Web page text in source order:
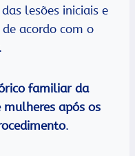
lesões iniciais e
acordo com o
familiar da
mulheres após os
.